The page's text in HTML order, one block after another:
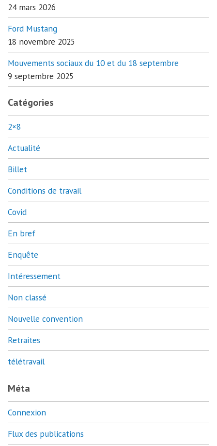
24 mars 2026
Ford Mustang
18 novembre 2025
Mouvements sociaux du 10 et du 18 septembre
9 septembre 2025
Catégories
2×8
Actualité
Billet
Conditions de travail
Covid
En bref
Enquête
Intéressement
Non classé
Nouvelle convention
Retraites
télétravail
Méta
Connexion
Flux des publications